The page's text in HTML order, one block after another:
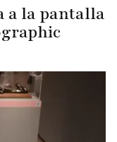
a la pantalla